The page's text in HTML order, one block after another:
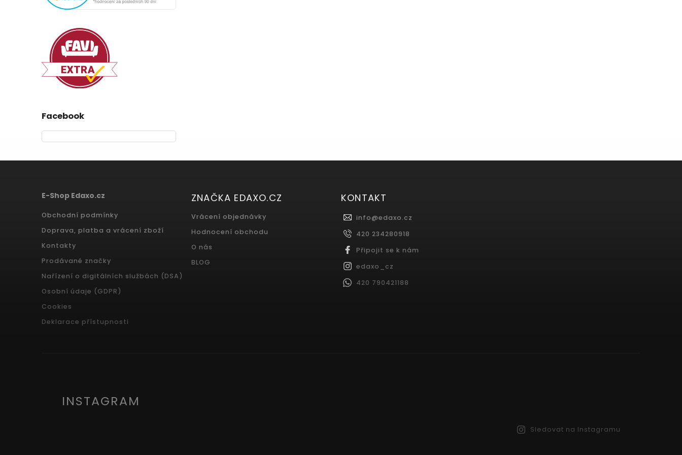
Facebook
E-Shop Edaxo.cz
Obchodní podmínky
Doprava, platba a vrácení zboží
Kontakty
Prodávané značky
Nařízení o digitálních službách (DSA)
Osobní údaje (GDPR)
Cookies
Deklarace přístupnosti
ZNAČKA EDAXO.CZ
Vrácení objednávky
Hodnocení obchodu
O nás
BLOG
KONTAKT
info@edaxo.cz
420 234280918
Připojit se k nám
edaxo_cz
420 790421188
INSTAGRAM
Sledovat na Instagramu